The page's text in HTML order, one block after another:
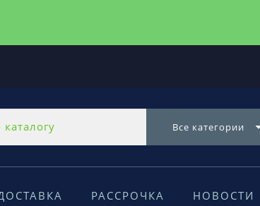
Все категории
РАССРОЧКА НОВОСТИ